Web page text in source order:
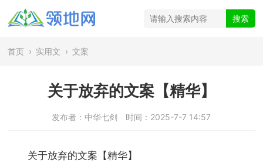
首页 › 实用文 › 文案
关于放弃的文案【精华】
发布者：中华七剑 时间：2025-7-7 14:57
关于放弃的文案【精华】